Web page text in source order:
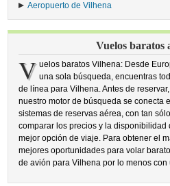
Aeropuerto de Vilhena
Vuelos baratos
V uelos baratos Vilhena: Desde
una sola búsqueda, encuentras
de línea para Vilhena. Antes de
nuestro motor de búsqueda se conecta
sistemas de reservas aérea, con tan
comparar los precios y la
mejor opción de viaje. Para obtener el
mejores oportunidades para volar
de avión para Vilhena por lo menos